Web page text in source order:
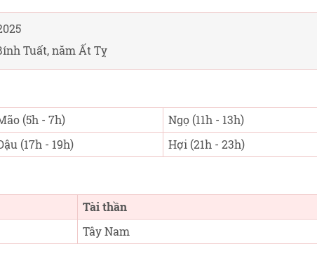
Tuất, năm Ất Tỵ
(5h - 7h)
Ngọ (11h - 13h)
(17h - 19h) Hợi (21h - 23h)
Tài thần
Tây Nam